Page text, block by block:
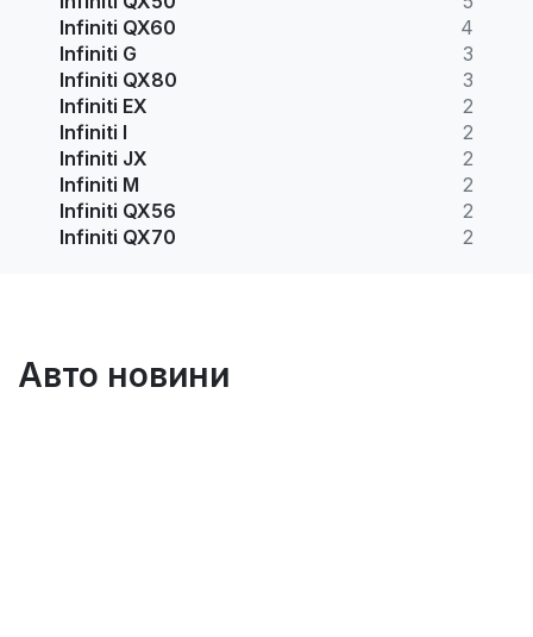
Infiniti QX60
4
Infiniti G
3
Infiniti QX80
3
Infiniti EX
2
Infiniti I
2
Infiniti JX
2
Infiniti M
2
Infiniti QX56
2
Infiniti QX70
2
Авто новини